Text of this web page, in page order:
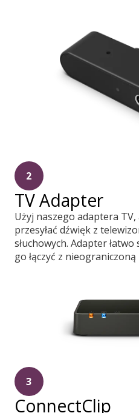
2
TV Adapter
Użyj naszego adaptera
przesyłać dźwięk z
słuchowych. Adapter
go łączyć z
3
ConnectClip